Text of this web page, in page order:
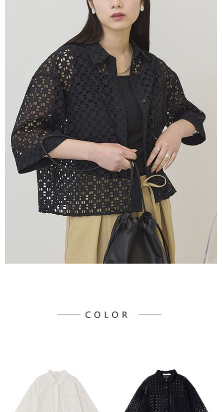
1.分期款項不併入電信帳單，「大哥付你分期」於每月結算日後寄送繳費提
2.透過簡訊連結打開帳單後，可選擇「超商條碼／台灣大直營門市／銀行轉
帳／街口支付／iPASS MONEY」等通路繳費。
【注意事項】
1.本服務係由「台灣大哥大股份有限公司」（以下簡稱本公司）所提供，讓
用戶於交易時，得透過本服務購買商品或服務，並由商店將買賣／分期付款
買賣價金債權讓與本公司後，依約使用本公司帳單繳交帳款。
2.基於同意付款使用「大哥付你分期」之契約關係目的，商店將以您的個人
資料（包含姓名、電話或地址）提供予台灣大哥大進項蒐集、處理及利用，
由本公司與您本人進行分期帳單所需資料之確認、核對及更正。
3.完整用戶服務條款，請詳閱以下連結：
https://oppay.tw/userRule
【「AFTEE先享後付」結帳流程】
１．於結帳方式選擇「AFTEE先享後付」後，將跳轉至「AFTEE先享後付」
結帳頁面，進行簡訊認證並確認金額後，即可完成結帳。
２．訂單成立數日內，您將收到繳費通知簡訊。
３．收到繳費通知簡訊後14天內，點擊此簡訊中的連結，可透過四大超商／
ATM／網路銀行／等多元方式進行付款，方視為交易完成。
※ 請注意：結帳手續完成當下不需立刻繳費，但若您需要取消訂單，請聯絡
購買商品的店家。未經商家同意取消之訂單仍視為有效，需透過AFTEE先享
後付繳納相關費用。
※ 交易是否成功請以「AFTEE先享後付 」之結帳頁面顯示為準，若有關於
是否繳費成功／繳費後需取消欲退款等相關疑問，請聯繫「AFTEE先享後付
客戶支援中心」
https://netprotections.freshdesk.com/support/home
【注意事項】
１．透過由恩沛科技股份有限公司提供之「AFTEE先享後付」服務完成之交
易，需依本服務之必要範圍內提供個人資料，並將交易相關給付款項請求債
權轉讓予恩沛科技股份有限公司。
２．關於個人資料處理事宜，請瀏覽以下網址：
https://aftee.tw/terms/#terms3
３．未成年的使用者請事先徵得法定代理人或監護人之同意方可使用
「AFTEE先享後付」，若未經同意申辦者引起之損失，本公司不負相關責
４．使用「AFTEE先享後付」時，將依據個別帳號之用戶狀況，依本公司即
時審查核予不同之上限額度；若仍有額度不足之情形，本公司將視審查結果
請求用戶進行身份認證。
５．嚴禁一人註冊多個帳號或使用他人資訊註冊。若發現惡意使用之情形，
恩沛科技股份有限公司將有權停止該用戶之使用額度並採取法律行動。
每筆NT$60，滿NT$388(含以上)免運費
每筆NT$60，滿NT$388(含以上)免運費
萊爾富取貨付款
每筆NT$60，滿NT$888(含以上)免運費
萊爾富純取貨
每筆NT$60，滿NT$888(含以上)免運費
7-11取貨付款
每筆NT$60，滿NT$888(含以上)免運費
7-11純取貨
每筆NT$60，滿NT$888(含以上)免運費
每筆NT$90，滿NT$888(含以上)免運費